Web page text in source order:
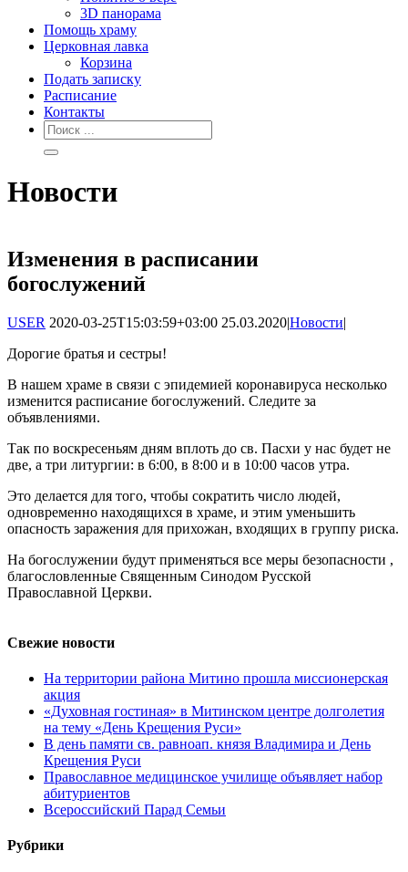
3D панорама
Помощь храму
Церковная лавка
Корзина
Подать записку
Расписание
Контакты
Новости
Изменения в расписании
богослужений
USER 2020-03-25T15:03:59+03:00 25.03.2020|Новости|
Дорогие братья и сестры!
В нашем храме в связи с эпидемией коронавируса несколько
изменится расписание богослужений. Следите за
объявлениями.
Так по воскресеньям дням вплоть до св. Пасхи у нас будет не
две, а три литургии: в 6:00, в 8:00 и в 10:00 часов утра.
Это делается для того, чтобы сократить число людей,
одновременно находящихся в храме, и этим уменьшить
опасность заражения для прихожан, входящих в группу риска.
На богослужении будут применяться все меры безопасности ,
благословленные Священным Синодом Русской
Православной Церкви.
Свежие новости
На территории района Митино прошла миссионерская
акция
«Духовная гостиная» в Митинском центре долголетия
на тему «День Крещения Руси»
В день памяти св. равноап. князя Владимира и День
Крещения Руси
Православное медицинское училище объявляет набор
абитуриентов
Всероссийский Парад Семьи
Рубрики